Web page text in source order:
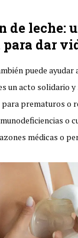
de leche:
dar
puede ayudar
un acto solidario y
prematuros o
o
médicas o